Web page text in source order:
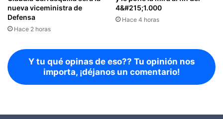
nueva viceministra de
Defensa
Hace 2 horas
4&#215;1.000
Hace 4 horas
Y tu qué opinas de eso?? Tu opinión nos
importa, ¡déjanos un comentario!